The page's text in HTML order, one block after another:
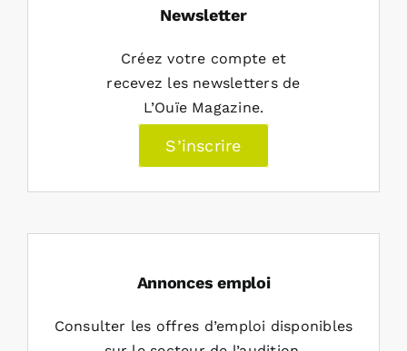
Newsletter
Créez votre compte et
recevez les newsletters de
L’Ouïe Magazine.
S’inscrire
Annonces emploi
Consulter les offres d’emploi disponibles